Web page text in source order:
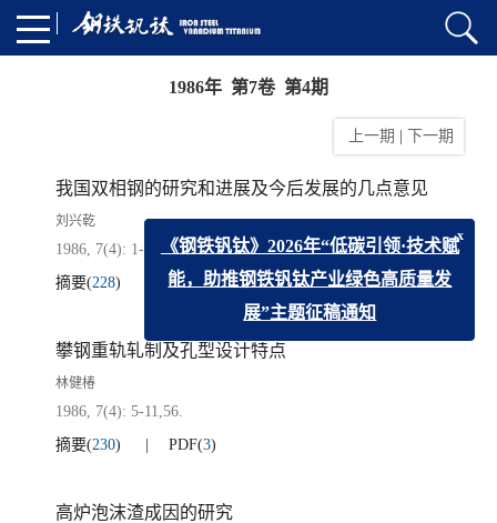
1986年 第7卷 第4期
上一期 下一期
我国双相钢的研究和进展及今后发展的几点意见
刘兴乾
1986, 7(4): 1-4.
摘要(228) PDF(3)
攀钢重轨轧制及孔型设计特点
林健椿
1986, 7(4): 5-11,56.
摘要(230) PDF(3)
高炉泡沫渣成因的研究
x